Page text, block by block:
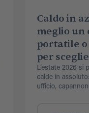
Caldo in
meglio un
portatile o
per
L’estate 2026 si
calde in
ufficio,